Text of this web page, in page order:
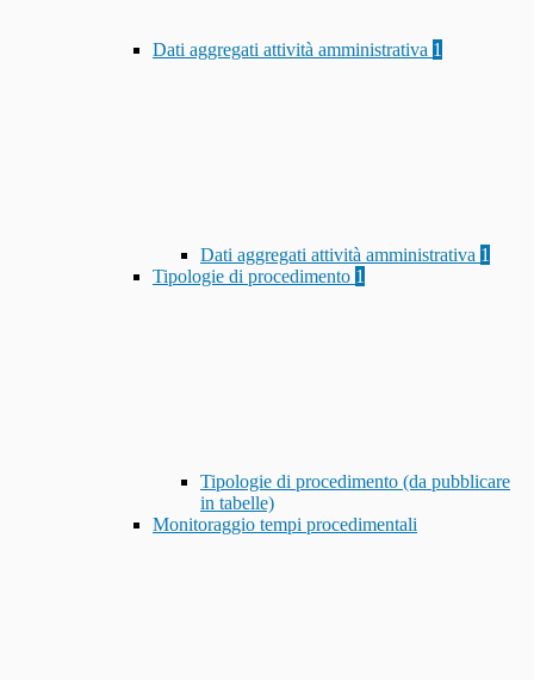
Dati aggregati attività amministrativa 1
Dati aggregati attività amministrativa 1
Tipologie di procedimento 1
Tipologie di procedimento (da pubblicare
in tabelle)
Monitoraggio tempi procedimentali